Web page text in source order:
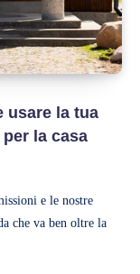
usare la tua
la casa
e le nostre
che va ben oltre la